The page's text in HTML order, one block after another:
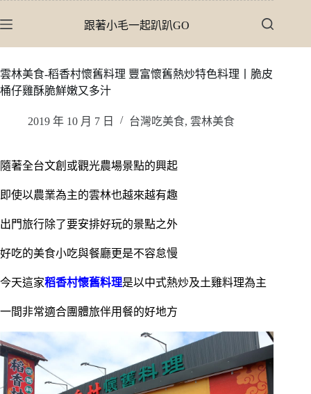
至
內
容
跟著小毛一起趴趴GO
雲林美食-稻香村懷舊料理 豐富懷舊熱炒特色料理丨脆皮
桶仔雞酥脆鮮嫩又多汁
2019 年 10 月 7 日 台灣吃美食, 雲林美食
隨著全台文創或觀光農場景點的興起
即使以農業為主的雲林也越來越有趣
出門旅行除了要安排好玩的景點之外
好吃的美食小吃與餐廳更是不容怠慢
今天這家稻香村懷舊料理是以中式熱炒及土雞料理為主
一間非常適合團體旅伴用餐的好地方